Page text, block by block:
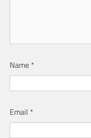
Name *
Email *